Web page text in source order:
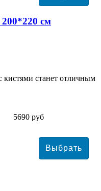
см
кистями станет отличным
5690 руб